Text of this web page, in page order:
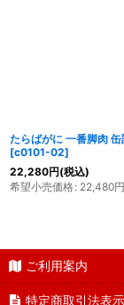
たらばがに 一番脚肉
[c0101-02]
22,280円(税込)
希望小売価格: 22,480円
ご利用案内
特定商取引法表示